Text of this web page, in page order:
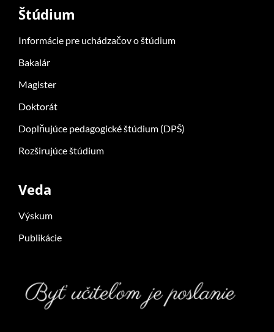
Štúdium
Informácie pre uchádzačov o štúdium
Bakalár
Magister
Doktorát
Doplňujúce pedagogické štúdium (DPŠ)
Rozširujúce štúdium
Veda
Výskum
Publikácie